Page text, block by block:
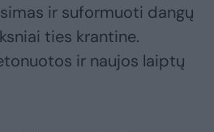
ir suformuoti dangų
ties krantine.
ir naujos laiptų